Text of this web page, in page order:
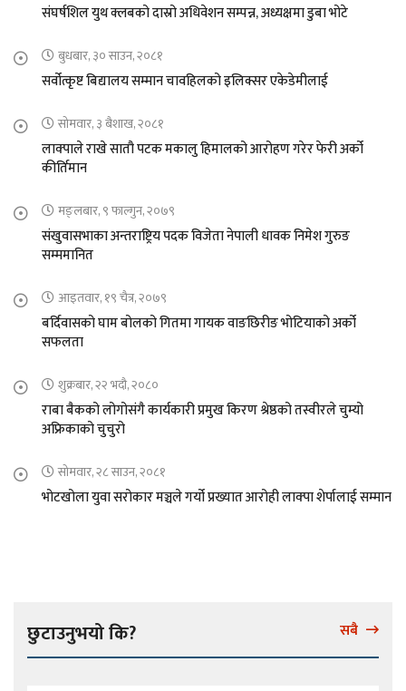
संघर्षशिल युथ क्लबको दास्रो अधिवेशन सम्पन्न, अध्यक्षमा डुबा भोटे
बुधबार, ३० साउन, २०८१
सर्वोत्कृष्ट बिद्यालय सम्मान चावहिलको इलिक्सर एकेडेमीलाई
सोमवार, ३ बैशाख, २०८१
लाक्पाले राखे सातौ पटक मकालु हिमालको आरोहण गरेर फेरी अर्को
कीर्तिमान
मङ्लबार, ९ फाल्गुन, २०७९
संखुवासभाका अन्तराष्ट्रिय पदक विजेता नेपाली धावक निमेश गुरुङ
सम्ममानित
आइतवार, १९ चैत्र, २०७९
बर्दिवासको घाम बोलको गितमा गायक वाङछिरीङ भोटियाको अर्को
सफलता
शुक्रबार, २२ भदौ, २०८०
राबा बैकको लोगोसंगै कार्यकारी प्रमुख किरण श्रेष्ठको तस्वीरले चुम्यो
अफ्रिकाको चुचुरो
सोमवार, २८ साउन, २०८१
भोटखोला युवा सरोकार मञ्चले गर्यो प्रख्यात आरोही लाक्पा शेर्पालाई सम्मान
छुटाउनुभयो कि? सबै